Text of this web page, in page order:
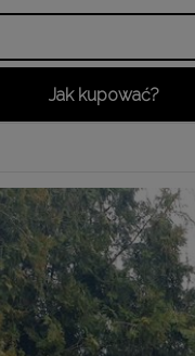
Jak kupować?